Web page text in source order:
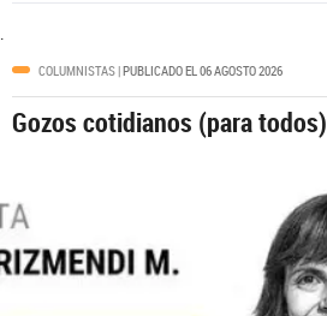
COLUMNISTAS| PUBLICADO EL 06 AGOSTO 2026
Gozos cotidianos (para todos)